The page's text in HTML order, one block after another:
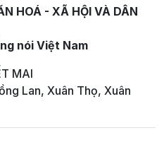
HOÁ - XÃ HỘI VÀ DÂN
nói Việt Nam
MAI
Lan, Xuân Thọ, Xuân